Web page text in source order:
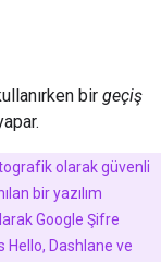
bir geçiş
olarak güvenli
bir yazılım
Google Şifre
Hello, Dashlane ve